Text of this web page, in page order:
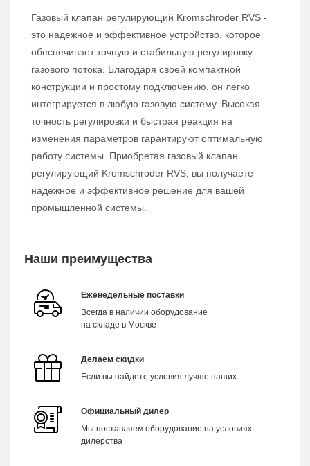
Газовый клапан регулирующий Kromschroder RVS -
это надежное и эффективное устройство, которое
обеспечивает точную и стабильную регулировку
газового потока. Благодаря своей компактной
конструкции и простому подключению, он легко
интегрируется в любую газовую систему. Высокая
точность регулировки и быстрая реакция на
изменения параметров гарантируют оптимальную
работу системы. Приобретая газовый клапан
регулирующий Kromschroder RVS, вы получаете
надежное и эффективное решение для вашей
промышленной системы.
Наши преимущества
Еженедельные поставки
Всегда в наличии оборудование
на складе в Москве
Делаем скидки
Если вы найдете условия лучше наших
Официальный дилер
Мы поставляем оборудование на условиях
дилерства